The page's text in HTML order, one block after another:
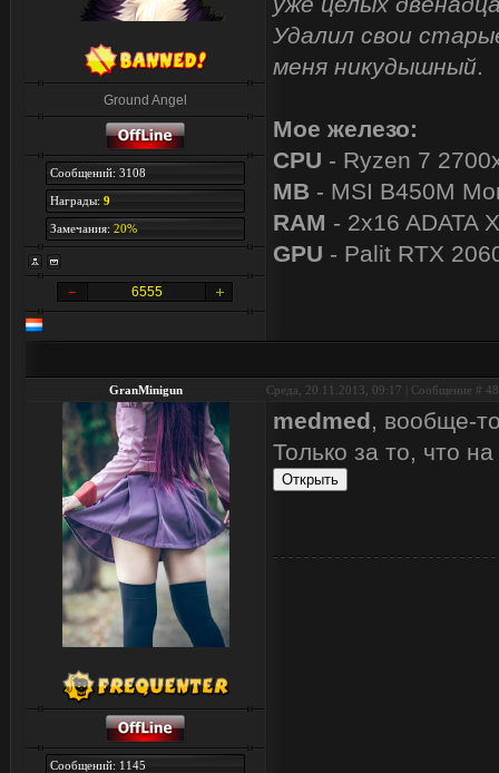
Ground Angel
Сообщений: 3108
Награды: 9
Замечания: 20%
6555
Удалил свои
меня никудышный.
Мое железо:
CPU - Ryzen 7
MB - MSI B450M
RAM - 2x16 ADATA
GPU - Palit RTX
GranMinigun Среда, 20.11.2013, 09:17 | Сообщение # 48
Сообщений: 1145
medmed, вообще-
Только за то, что